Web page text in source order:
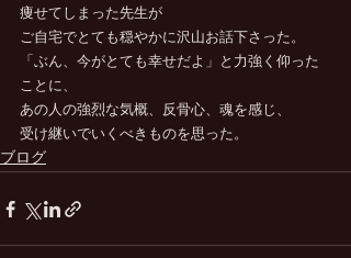
痩せてしまった先生が
ご自宅でとても穏やかに沢山お話下さった。
「ぶん、今がとても幸せだよ」と力強く仰った
ことに、
あの人の強烈な気概、反骨心、魂を感じ、
受け継いでいくべきものを思った。
ブログ